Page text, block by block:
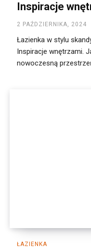
Inspiracje
2 PAŹDZIERNIKA, 2024
Łazienka w stylu
Inspiracje wnętrzami.
nowoczesną
ŁAZIENKA